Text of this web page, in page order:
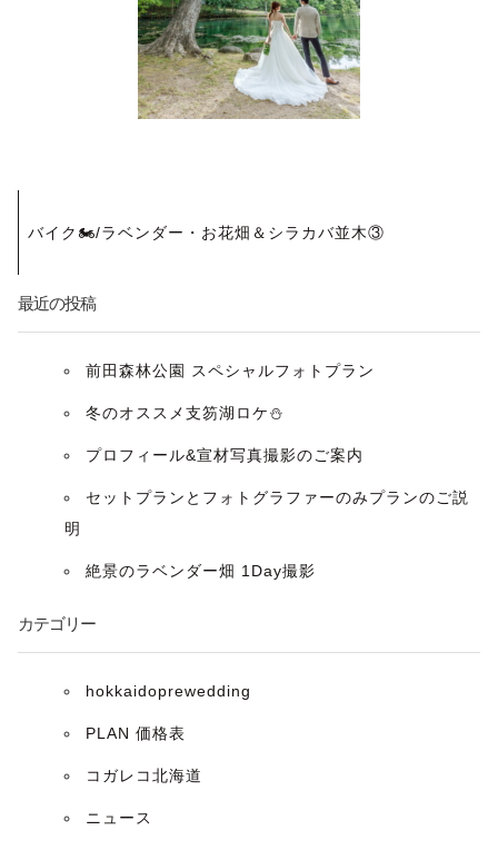
稿
ナ
ン
バイク🏍/ラベンダー・お花畑＆シラカバ並木③
最近の投稿
前田森林公園 スペシャルフォトプラン
冬のオススメ支笏湖ロケ⛄️
プロフィール&宣材写真撮影のご案内
セットプランとフォトグラファーのみプランのご説
明
絶景のラベンダー畑 1Day撮影
カテゴリー
hokkaidoprewedding
PLAN 価格表
コガレコ北海道
ニュース